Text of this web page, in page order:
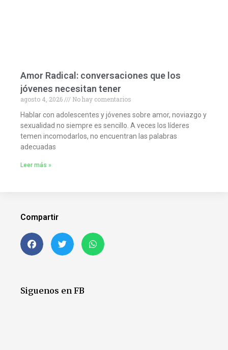
Amor Radical: conversaciones que los
jóvenes necesitan tener
agosto 4, 2026
No hay comentarios
Hablar con adolescentes y jóvenes sobre amor, noviazgo y
sexualidad no siempre es sencillo. A veces los líderes
temen incomodarlos, no encuentran las palabras
adecuadas
Leer más »
Compartir
Siguenos en FB